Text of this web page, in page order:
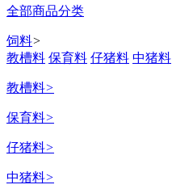
全部商品分类
饲料>
教槽料 保育料 仔猪料 中猪料
教槽料>
保育料>
仔猪料>
中猪料>